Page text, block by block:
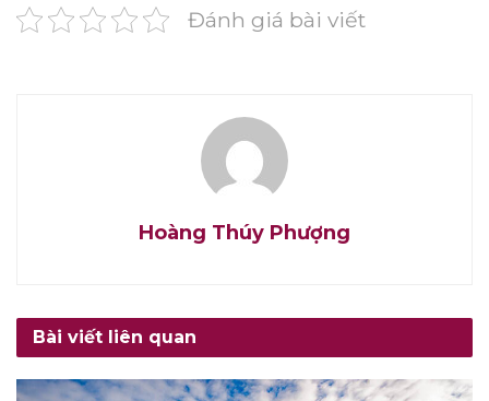
Đánh giá bài viết
Hoàng Thúy Phượng
Bài viết liên quan